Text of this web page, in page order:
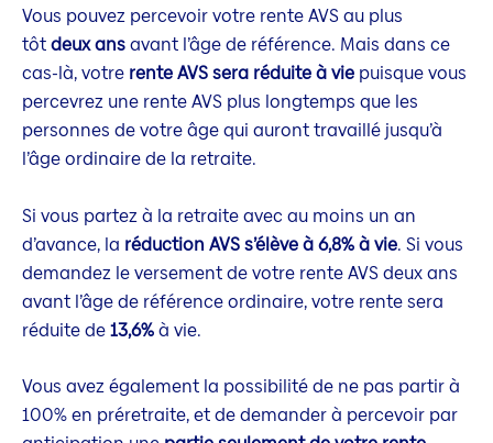
Vous pouvez percevoir votre rente AVS au plus
tôtdeux ansavant l’âge de référence. Mais dans ce
cas-là, votre rente AVS sera réduite à vie puisque vous
percevrez une rente AVS plus longtemps que les
personnes de votre âge qui auront travaillé jusqu’à
l’âge ordinaire de la retraite.
Si vous partez à la retraite avec au moins un an
d’avance, la réduction AVS s’élève à 6,8% à vie. Si vous
demandez le versement de votre rente AVS deux ans
avant l’âge de référence ordinaire, votre rente sera
réduite de13,6%à vie.
Vous avez également la possibilité de ne pas partir à
100% en préretraite, et de demander à percevoir par